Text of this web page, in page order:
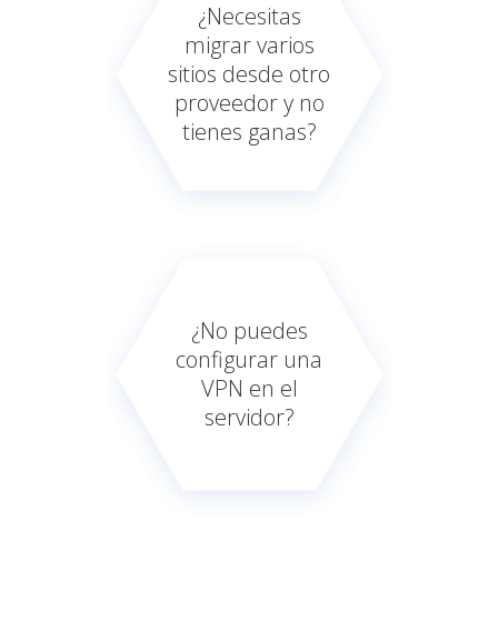
¿Necesitas
migrar varios
sitios desde otro
proveedor y no
tienes ganas?
¿No puedes
configurar una
VPN en el
servidor?